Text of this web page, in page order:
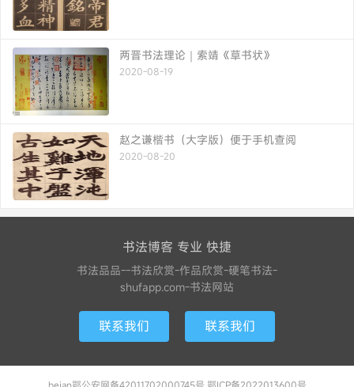
两晋书法理论｜索靖《草书状》
2020-08-19
赵之谦楷书（大字版）便于手机查阅
2020-08-20
书法博客 专业 快捷
书法品品--书法欣赏-作品欣赏-硬笔书法-
shufapp.com-书法网站
联系我们 联系我们